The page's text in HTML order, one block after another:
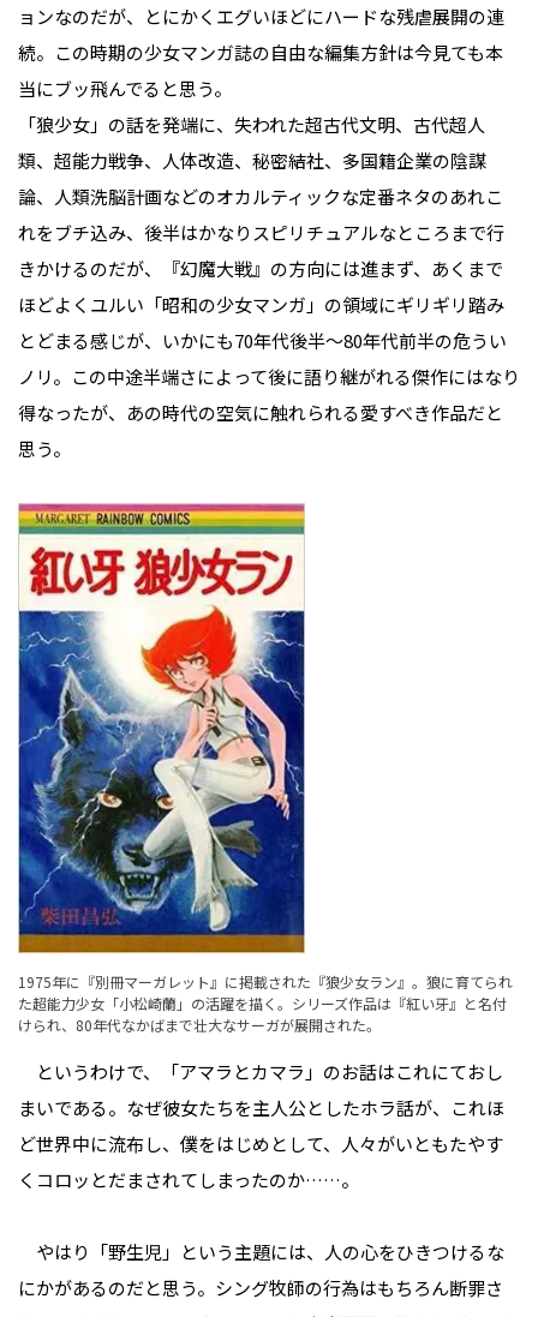
ョンなのだが、とにかくエグいほどにハードな残虐展開の連
続。この時期の少女マンガ誌の自由な編集方針は今見ても本
当にブッ飛んでると思う。
「狼少女」の話を発端に、失われた超古代文明、古代超人
類、超能力戦争、人体改造、秘密結社、多国籍企業の陰謀
論、人類洗脳計画などのオカルティックな定番ネタのあれこ
れをブチ込み、後半はかなりスピリチュアルなところまで行
きかけるのだが、『幻魔大戦』の方向には進まず、あくまで
ほどよくユルい「昭和の少女マンガ」の領域にギリギリ踏み
とどまる感じが、いかにも70年代後半～80年代前半の危うい
ノリ。この中途半端さによって後に語り継がれる傑作にはなり
得なったが、あの時代の空気に触れられる愛すべき作品だと
思う。
1975年に『別冊マーガレット』に掲載された『狼少女ラン』。狼に育てられ
た超能力少女「小松崎蘭」の活躍を描く。シリーズ作品は『紅い牙』と名付
けられ、80年代なかばまで壮大なサーガが展開された。
というわけで、「アマラとカマラ」のお話はこれにておし
まいである。なぜ彼女たちを主人公としたホラ話が、これほ
ど世界中に流布し、僕をはじめとして、人々がいともたやす
くコロッとだまされてしまったのか……。
やはり「野生児」という主題には、人の心をひきつけるな
にかがあるのだと思う。シング牧師の行為はもちろん断罪さ